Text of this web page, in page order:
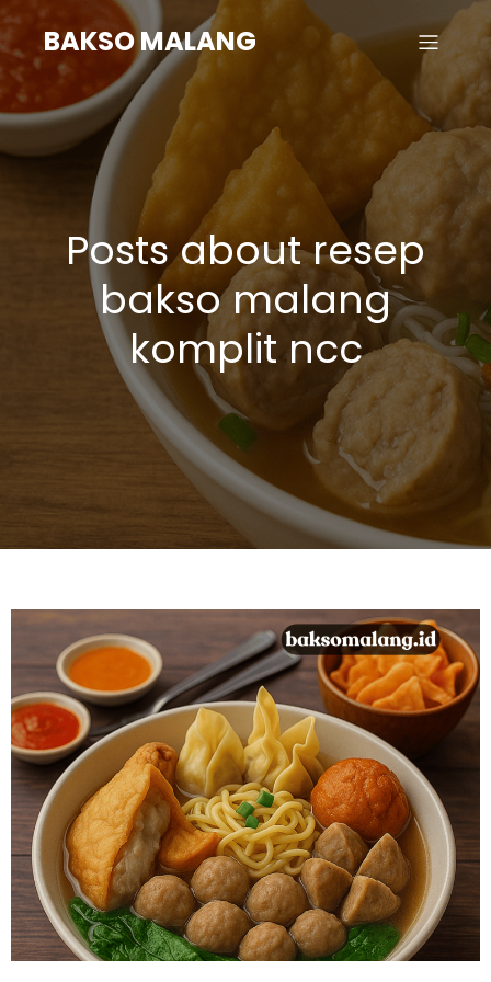
BAKSO MALANG
Posts about resep
bakso malang
komplit ncc